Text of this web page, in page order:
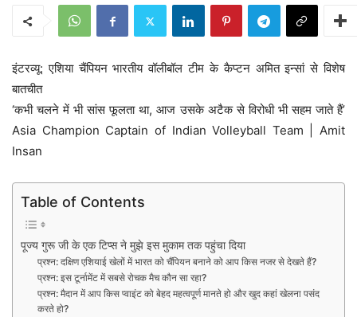
इंटरव्यू: एशिया चैंपियन भारतीय वॉलीबॉल टीम के कैप्टन अमित इन्सां से विशेष
बातचीत
‘कभी चलने में भी सांस फूलता था, आज उसके अटैक से विरोधी भी सहम जाते हैं’
Asia Champion Captain of Indian Volleyball Team | Amit
Insan
Table of Contents
पूज्य गुरू जी के एक टिप्स ने मुझे इस मुकाम तक पहुंचा दिया
प्रश्न: दक्षिण एशियाई खेलों में भारत को चैंपियन बनाने को आप किस नजर से देखते हैं?
प्रश्न: इस टूर्नामेंट में सबसे रोचक मैच कौन सा रहा?
प्रश्न: मैदान में आप किस प्वाइंट को बेहद महत्वपूर्ण मानते हो और खुद कहां खेलना पसंद
करते हो?